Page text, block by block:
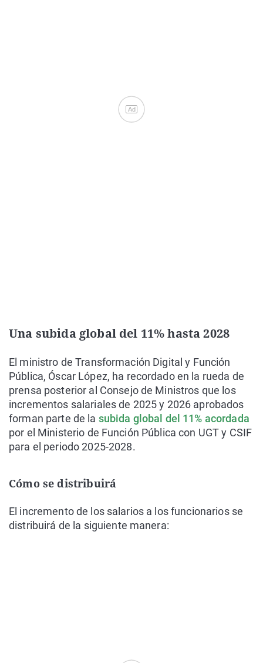
Ad
Una subida global del 11% hasta 2028
El ministro de Transformación Digital y Función
Pública, Óscar López, ha recordado en la rueda de
prensa posterior al Consejo de Ministros que los
incrementos salariales de 2025 y 2026 aprobados
forman parte de la subida global del 11% acordada
por el Ministerio de Función Pública con UGT y CSIF
para el periodo 2025-2028.
Cómo se distribuirá
El incremento de los salarios a los funcionarios se
distribuirá de la siguiente manera: